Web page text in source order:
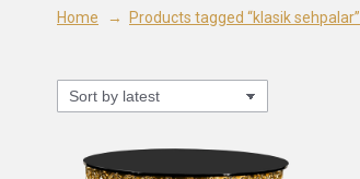
You are here:
Home Products tagged “klasik sehpalar”